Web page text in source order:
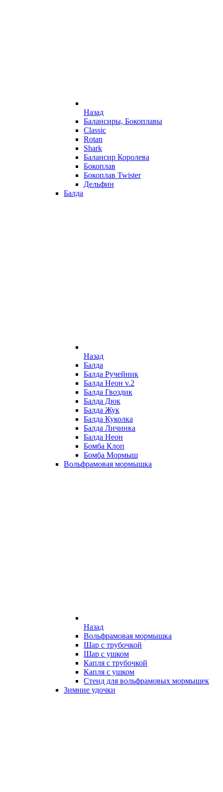
Назад
Балансиры, Бокоплавы
Classic
Rotan
Shark
Балансир Королева
Бокоплав
Бокоплав Twister
Дельфин
Балда
Назад
Балда
Балда Ручейник
Балда Неон v.2
Балда Гвоздик
Балда Дюк
Балда Жук
Балда Куколка
Балда Личинка
Балда Неон
Бомба Клоп
Бомба Мормыш
Вольфрамовая мормышка
Назад
Вольфрамовая мормышка
Шар с трубочкой
Шар с ушком
Капля с трубочкой
Капля с ушком
Стенд для вольфрамовых мормышек
Зимние удочки